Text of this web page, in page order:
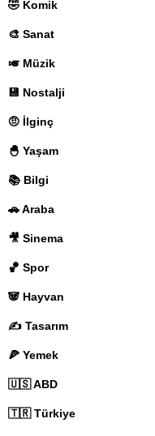
🤣 Komik
🎨 Sanat
🎺 Müzik
💾 Nostalji
🤨 İlginç
🐣 Yaşam
📚 Bilgi
🚗 Araba
🎥 Sinema
🏀 Spor
🐼 Hayvan
✍️ Tasarım
🍕 Yemek
🇺🇸 ABD
🇹🇷 Türkiye